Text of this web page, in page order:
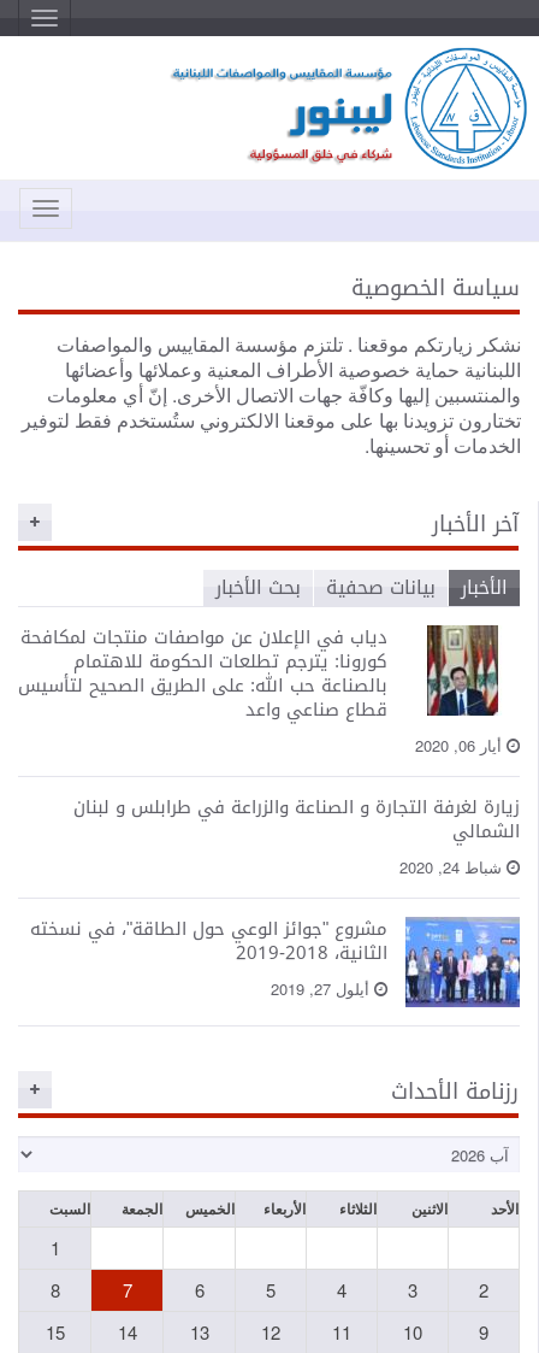
T
o
g
a
t
i
T
o
l
i
o
سياسة الخصوصية
نشكر زيارتكم موقعنا . تلتزم مؤسسة المقاييس والمواصفات
اللبنانية حماية خصوصية الأطراف المعنية وعملائها وأعضائها
والمنتسبين إليها وكافّة جهات الاتصال الأخرى. إنّ أي معلومات
تختارون تزويدنا بها على موقعنا الالكتروني ستُستخدم فقط لتوفير
الخدمات أو تحسينها.
آخر الأخبار
الأخبار بيانات صحفية بحث الأخبار
دياب في الإعلان عن مواصفات منتجات لمكافحة
كورونا: يترجم تطلعات الحكومة للاهتمام
بالصناعة حب الله: على الطريق الصحيح لتأسيس
قطاع صناعي واعد
أيار 06, 2020
زيارة لغرفة التجارة و الصناعة والزراعة في طرابلس و لبنان
الشمالي
شباط 24, 2020
مشروع "جوائز الوعي حول الطاقة"، في نسخته
الثانية، 2018-2019
أيلول 27, 2019
رزنامة الأحداث
الأحد الاثنين الثلاثاء الأربعاء الخميس الجمعة السبت
1
2
3
4
5
6
7
8
9
10
11
12
13
14
15